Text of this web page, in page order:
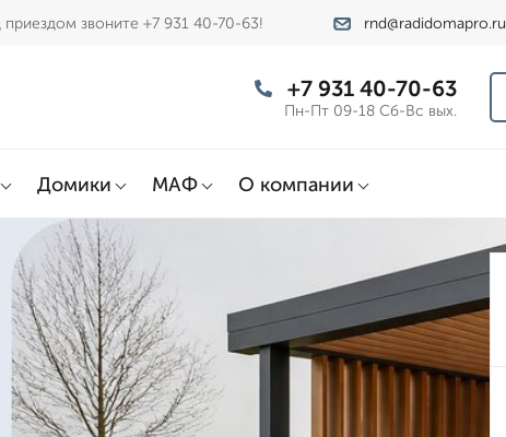
звоните +7 931 40-70-63! rnd@radidomapro.ru
+7 931 40-70-63
Пн-Пт 09-18 Сб-Вс вых.
Домики МАФ О компании